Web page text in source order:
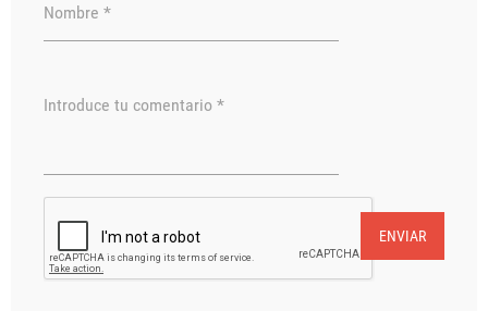
Nombre *
Introduce tu comentario *
ENVIAR